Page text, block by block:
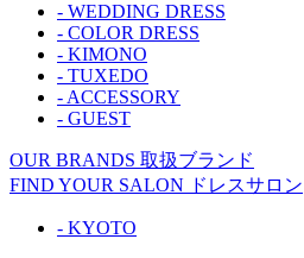
- WEDDING DRESS
- COLOR DRESS
- KIMONO
- TUXEDO
- ACCESSORY
- GUEST
OUR BRANDS 取扱ブランド
FIND YOUR SALON ドレスサロン
- KYOTO